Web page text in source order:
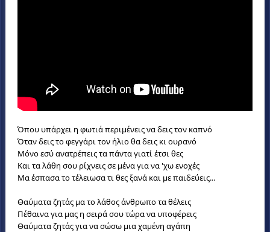
Όπου υπάρχει η φωτιά περιμένεις να δεις τον καπνό
Όταν δεις το φεγγάρι τον ήλιο θα δεις κι ουρανό
Μόνο εσύ ανατρέπεις τα πάντα γιατί έτσι θες
Και τα λάθη σου ρίχνεις σε μένα για να 'χω ενοχές
Μα έσπασα το τέλειωσα τι θες ξανά και με παιδεύεις...
Θαύματα ζητάς μα το λάθος άνθρωπο τα θέλεις
Πέθαινα για μας η σειρά σου τώρα να υποφέρεις
Θαύματα ζητάς για να σώσω μια χαμένη αγάπη